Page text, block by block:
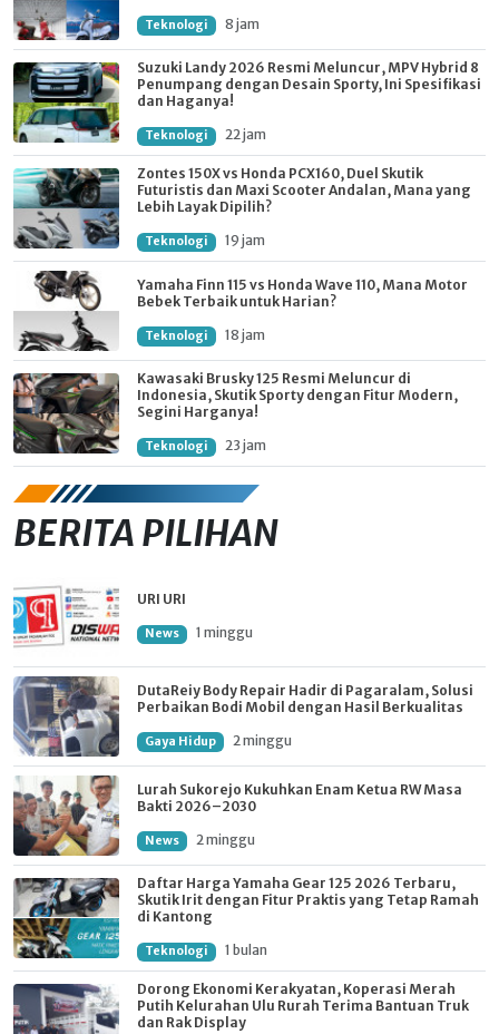
Teknologi 8 jam
Suzuki Landy 2026 Resmi Meluncur, MPV Hybrid 8
Penumpang dengan Desain Sporty, Ini Spesifikasi
dan Haganya!
Teknologi 22 jam
Zontes 150X vs Honda PCX160, Duel Skutik
Futuristis dan Maxi Scooter Andalan, Mana yang
Lebih Layak Dipilih?
Teknologi 19 jam
Yamaha Finn 115 vs Honda Wave 110, Mana Motor
Bebek Terbaik untuk Harian?
Teknologi 18 jam
Kawasaki Brusky 125 Resmi Meluncur di
Indonesia, Skutik Sporty dengan Fitur Modern,
Segini Harganya!
Teknologi 23 jam
BERITA PILIHAN
URI URI
News 1 minggu
DutaReiy Body Repair Hadir di Pagaralam, Solusi
Perbaikan Bodi Mobil dengan Hasil Berkualitas
Gaya Hidup 2 minggu
Lurah Sukorejo Kukuhkan Enam Ketua RW Masa
Bakti 2026–2030
News 2 minggu
Daftar Harga Yamaha Gear 125 2026 Terbaru,
Skutik Irit dengan Fitur Praktis yang Tetap Ramah
di Kantong
Teknologi 1 bulan
Dorong Ekonomi Kerakyatan, Koperasi Merah
Putih Kelurahan Ulu Rurah Terima Bantuan Truk
dan Rak Display